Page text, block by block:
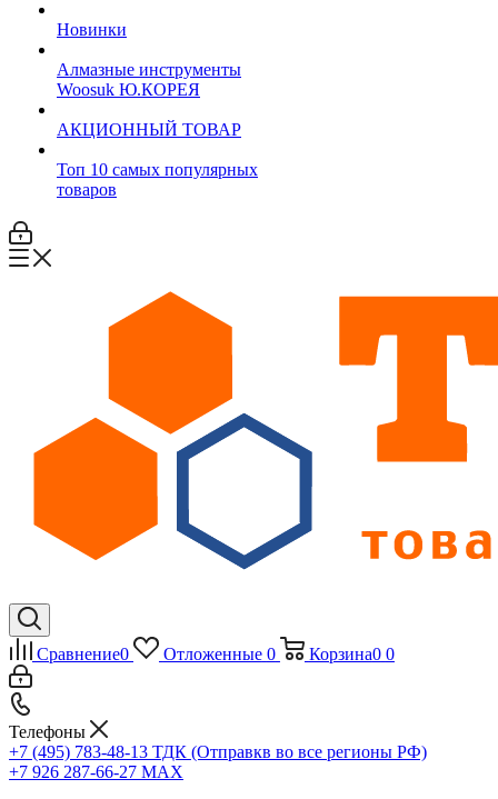
Новинки
Алмазные инструменты
Woosuk Ю.КОРЕЯ
АКЦИОННЫЙ ТОВАР
Топ 10 самых популярных
товаров
Сравнение0 Отложенные 0 Корзина0 0
Телефоны
+7 (495) 783-48-13 ТДК (Отправкв во все регионы РФ)
+7 926 287-66-27 МАХ